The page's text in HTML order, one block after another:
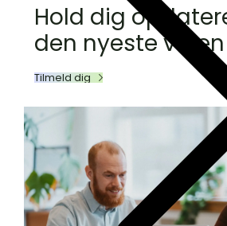
Hold dig
den nyeste viden
Tilmeld dig